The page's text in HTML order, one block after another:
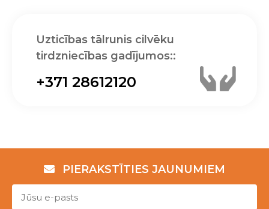
Uzticības tālrunis cilvēku
tirdzniecības gadījumos::
+371 28612120
PIERAKSTĪTIES JAUNUMIEM